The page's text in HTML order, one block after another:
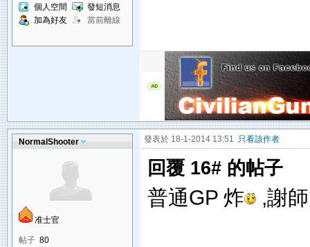
個人空間
發短消息
加為好友
當前離線
NormalShooter
准士官
帖子 80
發表於 18-1-2014 13:51 只看該作者
回覆 16# 的帖子
普通GP 炸 ,謝